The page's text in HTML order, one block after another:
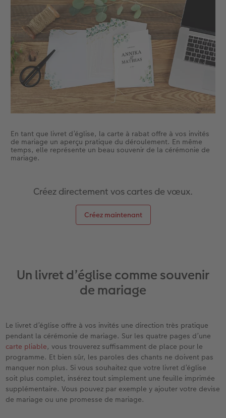
En tant que livret d’église, la carte à rabat offre à vos invités
de mariage un aperçu pratique du déroulement. En même
temps, elle représente un beau souvenir de la cérémonie de
mariage.
Créez directement vos cartes de vœux.
Créez maintenant
Un livret d’église comme souvenir
de mariage
Le livret d’église offre à vos invités une direction très pratique
pendant la cérémonie de mariage. Sur les quatre pages d’une
carte pliable, vous trouverez suffisamment de place pour le
programme. Et bien sûr, les paroles des chants ne doivent pas
manquer non plus. Si vous souhaitez que votre livret d’église
soit plus complet, insérez tout simplement une feuille imprimée
supplémentaire. Vous pouvez par exemple y ajouter votre devise
de mariage ou une promesse de mariage.